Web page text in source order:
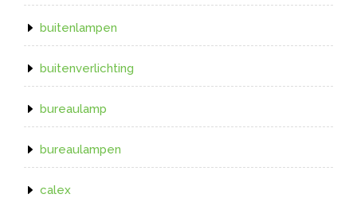
buitenlampen
buitenverlichting
bureaulamp
bureaulampen
calex